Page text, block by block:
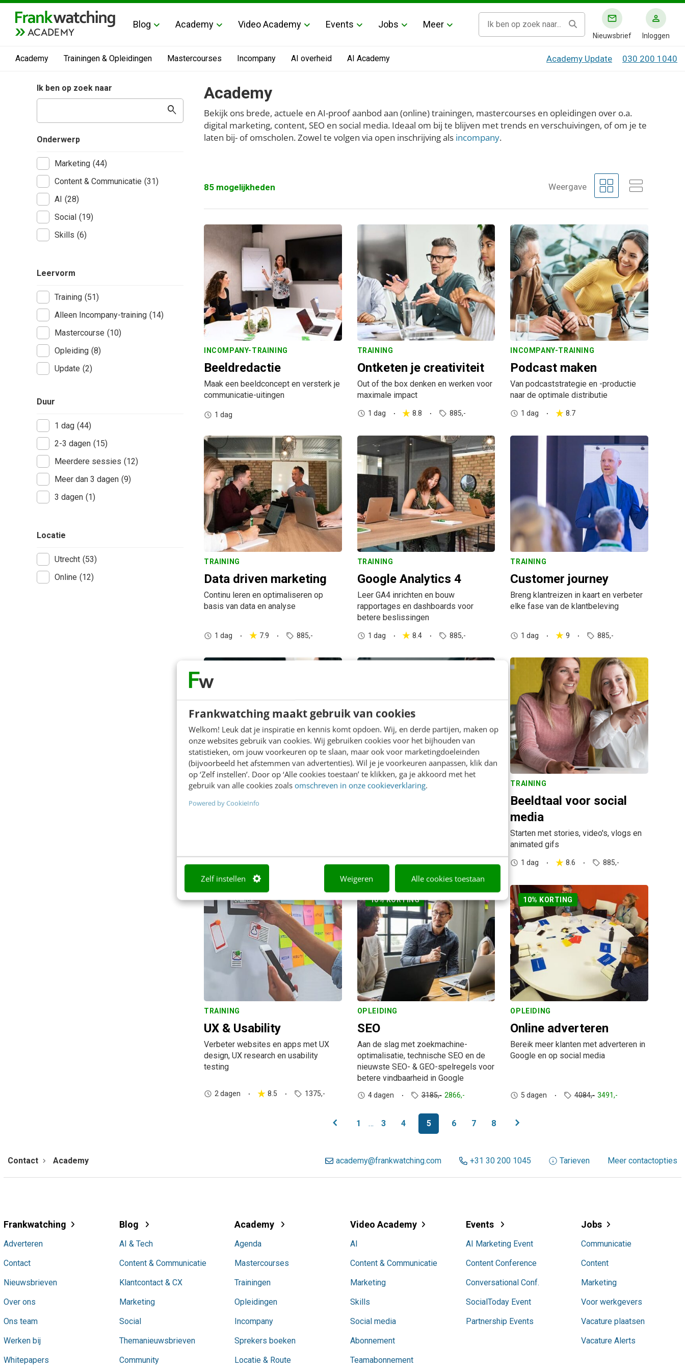
Frankwatching maakt gebruik van cookies
Welkom! Leuk dat je inspiratie en kennis komt opdoen. Wij, en derde partijen, maken op
onze websites gebruik van cookies. Wij gebruiken cookies voor het bijhouden van
statistieken, om jouw voorkeuren op te slaan, maar ook voor marketingdoeleinden
(bijvoorbeeld het afstemmen van advertenties). Wil je je voorkeuren aanpassen, klik dan
op ‘Zelf instellen’. Door op ‘Alle cookies toestaan’ te klikken, ga je akkoord met het
gebruik van alle cookies zoals omschreven in onze cookieverklaring.
Powered by CookieInfo
Zelf instellen Weigeren Alle cookies toestaan
ACADEMY
Blog Academy Video Academy Events Jobs Meer
Nieuwsbrief Inloggen
Academy Trainingen & Opleidingen Mastercourses Incompany AI overheid AI Academy Academy Update 030 200 1040
Ik ben op zoek naar
search
Onderwerp
Marketing (44)
Content & Communicatie (31)
AI (28)
Social (19)
Skills (6)
Leervorm
Training (51)
Alleen Incompany-training (14)
Mastercourse (10)
Opleiding (8)
Update (2)
Duur
1 dag (44)
2-3 dagen (15)
Meerdere sessies (12)
Meer dan 3 dagen (9)
3 dagen (1)
Locatie
Utrecht (53)
Online (12)
Academy
Bekijk ons brede, actuele en AI-proof aanbod aan (online) trainingen, mastercourses en opleidingen over o.a.
digital marketing, content, SEO en social media. Ideaal om bij te blijven met trends en verschuivingen, of om je te
laten bij- of omscholen. Zowel te volgen via open inschrijving als incompany.
85 mogelijkheden Weergave grid_view view_agenda
INCOMPANY-TRAINING
Beeldredactie
Maak een beeldconcept en versterk je
communicatie-uitingen
1 dag
TRAINING
Ontketen je creativiteit
Out of the box denken en werken voor
maximale impact
1 dag 8.8 885,-
INCOMPANY-TRAINING
Podcast maken
Van podcaststrategie en -productie
naar de optimale distributie
1 dag 8.7
TRAINING
Data driven marketing
Continu leren en optimaliseren op
basis van data en analyse
1 dag 7.9 885,-
TRAINING
Google Analytics 4
Leer GA4 inrichten en bouw
rapportages en dashboards voor
betere beslissingen
1 dag 8.4 885,-
TRAINING
Customer journey
Breng klantreizen in kaart en verbeter
elke fase van de klantbeleving
1 dag 9 885,-
INCOMPANY-TRAINING
Strategisch
5 uur
TRAINING
1 dag 8.7 885,-
TRAINING
Beeldtaal voor social
media
Starten met stories, video's, vlogs en
animated gifs
1 dag 8.6 885,-
TRAINING
UX & Usability
Verbeter websites en apps met UX
design, UX research en usability
testing
2 dagen 8.5 1375,-
10% KORTING
OPLEIDING
SEO
Aan de slag met zoekmachine-
optimalisatie, technische SEO en de
nieuwste SEO- & GEO-spelregels voor
betere vindbaarheid in Google
4 dagen 3185,- 2866,-
10% KORTING
OPLEIDING
Online adverteren
Bereik meer klanten met adverteren in
Google en op social media
5 dagen 4084,- 3491,-
chevron_left 1 … 3 4 5 6 7 8 chevron_right
Contact Academy academy@frankwatching.com +31 30 200 1045 Tarieven Meer contactopties
Frankwatching
Adverteren
Contact
Nieuwsbrieven
Over ons
Ons team
Werken bij
Whitepapers
Blog
AI & Tech
Content & Communicatie
Klantcontact & CX
Marketing
Social
Themanieuwsbrieven
Community
Academy
Agenda
Mastercourses
Trainingen
Opleidingen
Incompany
Sprekers boeken
Locatie & Route
Video Academy
AI
Content & Communicatie
Marketing
Skills
Social media
Abonnement
Teamabonnement
Events
AI Marketing Event
Content Conference
Conversational Conf.
SocialToday Event
Partnership Events
Jobs
Communicatie
Content
Marketing
Voor werkgevers
Vacature plaatsen
Vacature Alerts